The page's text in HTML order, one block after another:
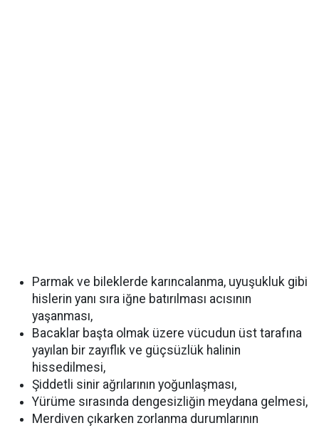
Parmak ve bileklerde karıncalanma, uyuşukluk gibi
hislerin yanı sıra iğne batırılması acısının
yaşanması,
Bacaklar başta olmak üzere vücudun üst tarafına
yayılan bir zayıflık ve güçsüzlük halinin
hissedilmesi,
Şiddetli sinir ağrılarının yoğunlaşması,
Yürüme sırasında dengesizliğin meydana gelmesi,
Merdiven çıkarken zorlanma durumlarının